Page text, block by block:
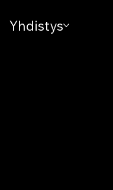
Yhdistys